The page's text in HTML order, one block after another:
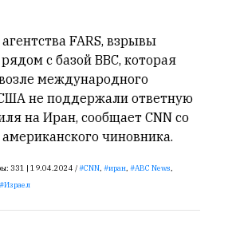
FARS, взрывы
с базой ВВС, которая
международного
не поддержали ответную
на Иран, сообщает CNN со
чиновника.
331 | 19.04.2024 / CNN, иран, ABC News,
Израел